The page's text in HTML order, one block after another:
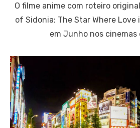
O filme anime com roteiro
of Sidonia: The Star Where
em Junho nos cinemas